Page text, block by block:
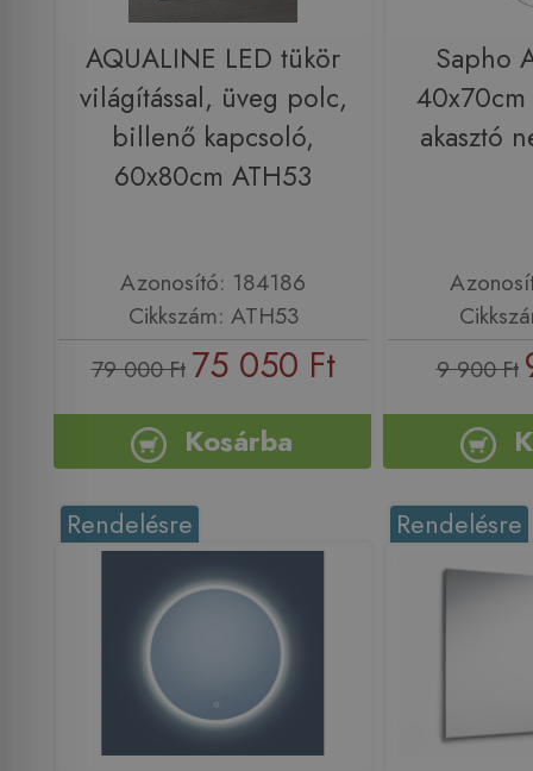
AQUALINE LED tükör
világítással, üveg polc,
billenő kapcsoló,
60x80cm ATH53
Azonosító: 184186
Cikkszám: ATH53
79 000 Ft 75 050 Ft
Kosárba
Sapho
akasztó
9 900 Ft
Rendelésre Rendelésre